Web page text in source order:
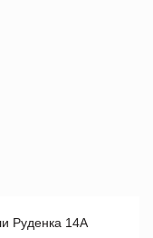
Руденка 14А